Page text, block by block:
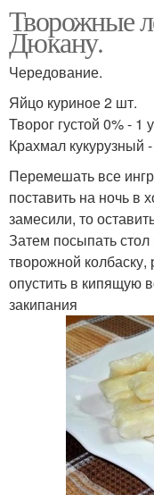
Творожные
Дюкану.
Чередование.
Яйцо куриное 2 шт.
Творог густой 0% - 1
Крахмал кукурузный
Перемешать все
поставить на ночь в
замесили, то
Затем посыпать
творожной колбаску,
опустить в кипящую
закипания